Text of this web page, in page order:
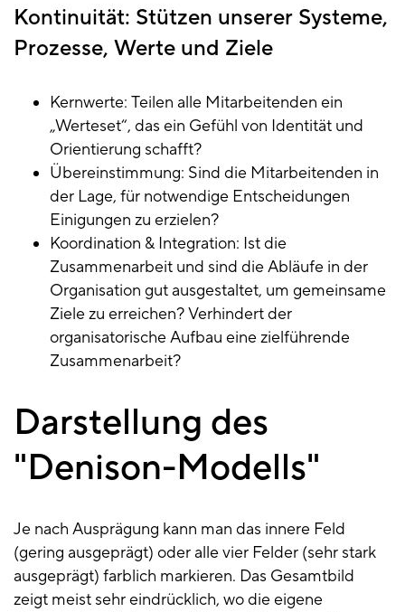
Kontinuität: Stützen unserer Systeme,
Prozesse, Werte und Ziele
Kernwerte: Teilen alle Mitarbeitenden ein
„Werteset“, das ein Gefühl von Identität und
Orientierung schafft?
Übereinstimmung: Sind die Mitarbeitenden in
der Lage, für notwendige Entscheidungen
Einigungen zu erzielen?
Koordination & Integration: Ist die
Zusammenarbeit und sind die Abläufe in der
Organisation gut ausgestaltet, um gemeinsame
Ziele zu erreichen? Verhindert der
organisatorische Aufbau eine zielführende
Zusammenarbeit?
Darstellung des
"Denison-Modells"
Je nach Ausprägung kann man das innere Feld
(gering ausgeprägt) oder alle vier Felder (sehr stark
ausgeprägt) farblich markieren. Das Gesamtbild
zeigt meist sehr eindrücklich, wo die eigene